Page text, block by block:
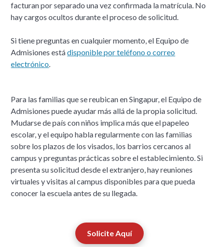
facturan por separado una vez confirmada la matrícula. No
hay cargos ocultos durante el proceso de solicitud.
Si tiene preguntas en cualquier momento, el Equipo de
Admisiones estádisponible por teléfono o correo
electrónico.
Para las familias que se reubican en Singapur, el Equipo de
Admisiones puede ayudar más allá de la propia solicitud.
Mudarse de país con niños implica más que el papeleo
escolar, y el equipo habla regularmente con las familias
sobre los plazos de los visados, los barrios cercanos al
campus y preguntas prácticas sobre el establecimiento. Si
presenta su solicitud desde el extranjero, hay reuniones
virtuales y visitas al campus disponibles para que pueda
conocer la escuela antes de su llegada.
Solicite Aquí